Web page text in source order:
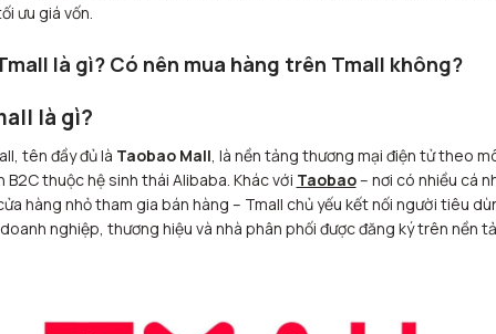
ưu giá vốn.
là gì? Có nên mua hàng trên Tmall không?
là gì?
tên đầy đủ là Taobao Mall, là nền tảng thương mại điện tử theo
B2C thuộc hệ sinh thái Alibaba. Khác với Taobao– nơi có nhiều cá
hàng nhỏ tham gia bán hàng – Tmall chủ yếu kết nối người tiêu
nghiệp, thương hiệu và nhà phân phối được đăng ký trên nền